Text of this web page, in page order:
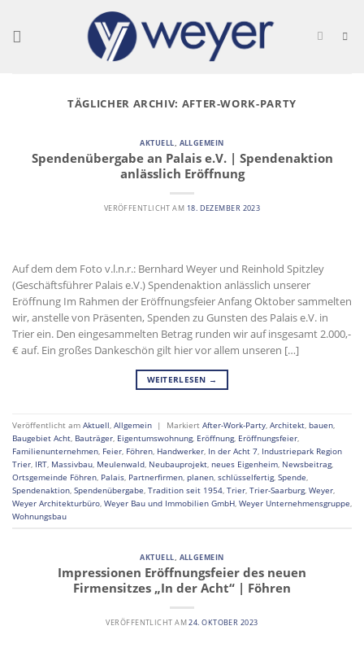
content
TÄGLICHER ARCHIV: AFTER-WORK-PARTY
AKTUELL, ALLGEMEIN
Spendenübergabe an Palais e.V. | Spendenaktion
anlässlich Eröffnung
VERÖFFENTLICHT AM 18. DEZEMBER 2023
Auf dem dem Foto v.l.n.r.: Bernhard Weyer und Reinhold Spitzley
(Geschäftsführer Palais e.V.) Spendenaktion anlässlich unserer
Eröffnung Im Rahmen der Eröffnungsfeier Anfang Oktober sammelten
wir, anstelle von Präsenten, Spenden zu Gunsten des Palais e.V. in
Trier ein. Den eingesammelten Betrag runden wir auf insgesamt 2.000,-
€ auf. Ein großes Dankeschön gilt hier vor allem unseren […]
WEITERLESEN →
Veröffentlicht am Aktuell, Allgemein | Markiert After-Work-Party, Architekt, bauen,
Baugebiet Acht, Bauträger, Eigentumswohnung, Eröffnung, Eröffnungsfeier,
Familienunternehmen, Feier, Föhren, Handwerker, In der Acht 7, Industriepark Region
Trier, IRT, Massivbau, Meulenwald, Neubauprojekt, neues Eigenheim, Newsbeitrag,
Ortsgemeinde Föhren, Palais, Partnerfirmen, planen, schlüsselfertig, Spende,
Spendenaktion, Spendenübergabe, Tradition seit 1954, Trier, Trier-Saarburg, Weyer,
Weyer Architekturbüro, Weyer Bau und Immobilien GmbH, Weyer Unternehmensgruppe,
Wohnungsbau
AKTUELL, ALLGEMEIN
Impressionen Eröffnungsfeier des neuen
Firmensitzes „In der Acht“ | Föhren
VERÖFFENTLICHT AM24. OKTOBER 2023